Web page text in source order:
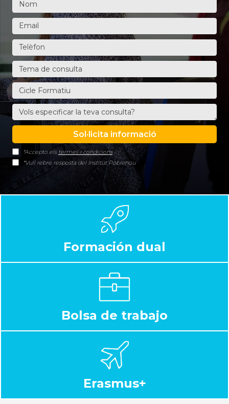
*Accepto elstermes i condicions
*Vull rebre resposta del Institut Poblenou
Formación dual
Bolsa de trabajo
Erasmus+